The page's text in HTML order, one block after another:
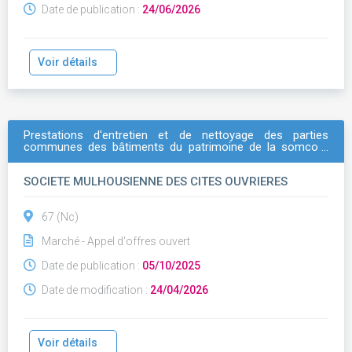
Date de publication : 24/06/2026
Voir détails
Prestations d'entretien et de nettoyage des parties
communes des bâtiments du patrimoine de la somco -
SOCIETE MULHOUSIENNE DES CITES OUVRIERES
67 (Nc)
Marché - Appel d'offres ouvert
Date de publication : 05/10/2025
Date de modification : 24/04/2026
Voir détails